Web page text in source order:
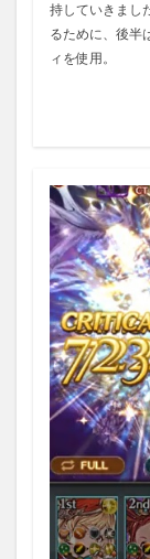
持していきまし
るために、後半
ィを使用。